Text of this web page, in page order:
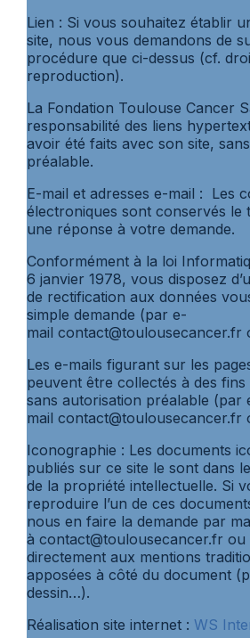
Lien : Si vous souhaitez établir
site, nous vous demandons de
procédure que ci-dessus (cf.
reproduction).
La Fondation Toulouse Cancer
responsabilité des liens
avoir été faits avec son site,
préalable.
E-mail et adresses e-mail : Les
électroniques sont conservés le
une réponse à votre demande.
Conformément à la loi
6 janvier 1978, vous disposez
de rectification aux données
simple demande (par e-
mail
Les e-mails figurant sur les
peuvent être collectés à des
sans autorisation préalable (par
mail
Iconographie : Les documents
publiés sur ce site le sont dans
de la propriété intellectuelle. Si
reproduire l’un de ces
nous en faire la demande par
à contact@toulousecancer.fr
directement aux mentions
apposées à côté du document
dessin…).
Réalisation site internet : WS